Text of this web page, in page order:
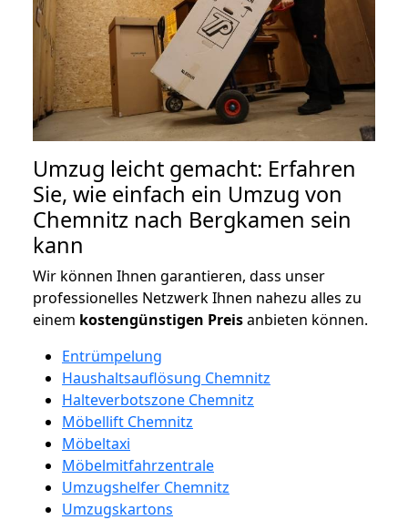
Umzug leicht gemacht: Erfahren
Sie, wie einfach ein Umzug von
Chemnitz nach Bergkamen sein
kann
Wir können Ihnen garantieren, dass unser
professionelles Netzwerk Ihnen nahezu alles zu
einem kostengünstigen Preisanbieten können.
Entrümpelung
Haushaltsauflösung Chemnitz
Halteverbotszone Chemnitz
Möbellift Chemnitz
Möbeltaxi
Möbelmitfahrzentrale
Umzugshelfer Chemnitz
Umzugskartons